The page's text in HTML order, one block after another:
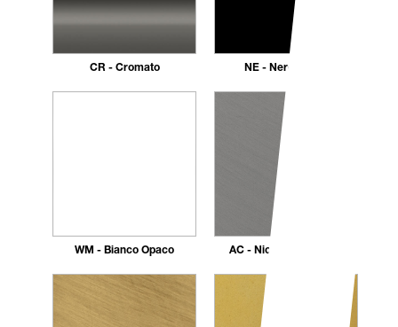
CR - Cromato NE - Nero opaco
WM - Bianco Opaco AC - Nickel Spazzolato